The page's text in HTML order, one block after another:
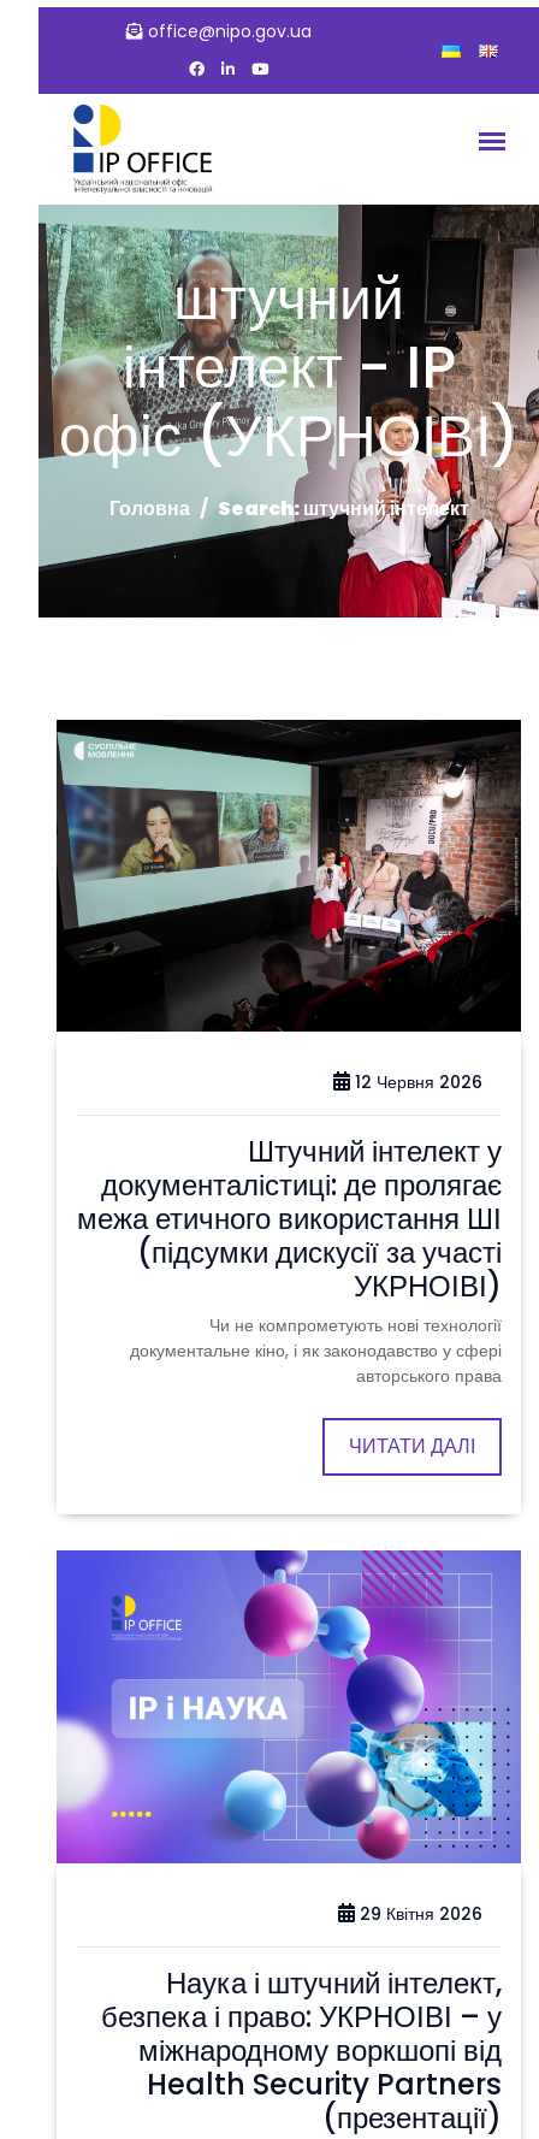
office@nipo.gov.ua
штучний
інтелект - IP
офіс (УКРНОІВІ)
Головна Search: штучний інтелект
12 Червня 2026
Штучний інтелект у
документалістиці: де пролягає
межа етичного використання ШІ
(підсумки дискусії за участі
УКРНОІВІ)
Чи не компрометують нові технології
документальне кіно, і як законодавство у сфері
авторського права
ЧИТАТИ ДАЛІ
29 Квітня 2026
Наука і штучний інтелект,
безпека і право: УКРНОІВІ – у
міжнародному воркшопі від
Health Security Partners
(презентації)